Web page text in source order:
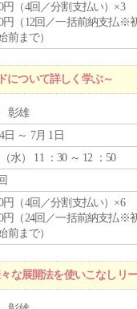
円（4回／分割支払い）×3
円（12回／一括前納支払※
前まで）
について詳しく学ぶ～
彰雄
日 ～ 7月 1日
水） 11 ：30 ～ 12 ：50
円（4回／分割支払い）×6
円（24回／一括前納支払※
前まで）
な展開法を使いこなしリ